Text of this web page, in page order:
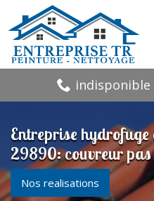
indisponible
Entreprise
29890: couvreur pas
Nos realisations